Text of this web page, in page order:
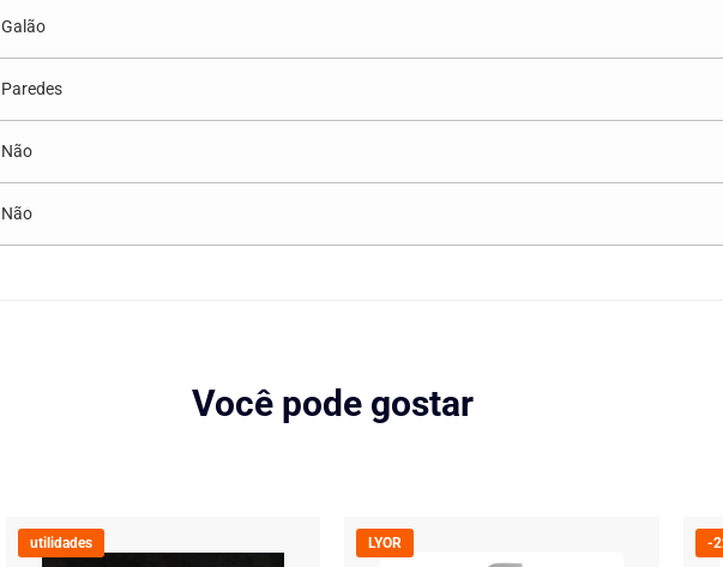
Galão
Paredes
Não
Não
Você pode gostar
utilidades LYOR -